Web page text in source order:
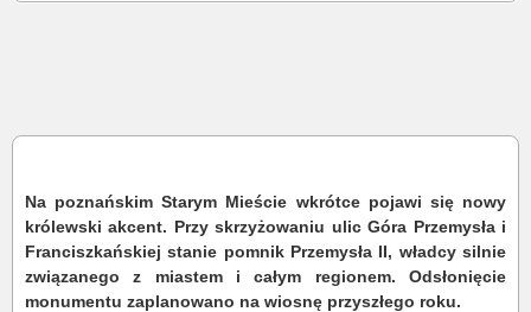
Na poznańskim Starym Mieście wkrótce pojawi się nowy
królewski akcent. Przy skrzyżowaniu ulic Góra Przemysła i
Franciszkańskiej stanie pomnik Przemysła II, władcy silnie
związanego z miastem i całym regionem. Odsłonięcie
monumentu zaplanowano na wiosnę przyszłego roku.